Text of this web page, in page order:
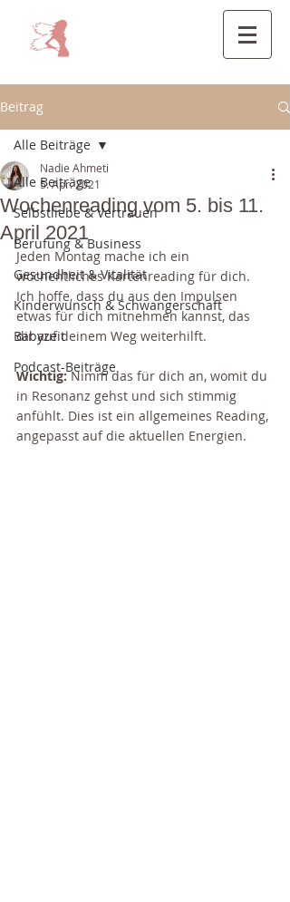
Beitrag
Alle Beiträge
Selbstliebe & Vertrauen
Berufung & Business
Gesundheit & Vitalität
Kinderwunsch & Schwangerschaft
Babyzeit
Podcast-Beiträge
Alle Beiträge
Wochenreading vom 5. bis 11.
April 2021
Nadie Ahmeti
5. Apr. 2021
Jeden Montag mache ich ein
wöchentliches Kartenreading für dich.
Ich hoffe, dass du aus den Impulsen
etwas für dich mitnehmen kannst, das
dir auf deinem Weg weiterhilft.
Wichtig: Nimm das für dich an, womit du
in Resonanz gehst und sich stimmig
anfühlt. Dies ist ein allgemeines Reading,
angepasst auf die aktuellen Energien.